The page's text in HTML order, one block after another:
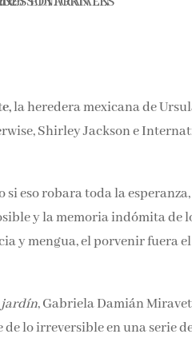
la heredera mexicana de
Shirley Jackson e
eso robara toda la
y la memoria indómita de
y mengua, el porvenir fuera
jardín, Gabriela Damián
lo irreversible en una serie